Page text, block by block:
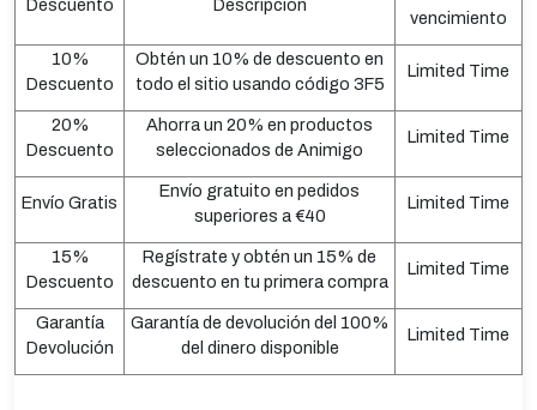
Descuento Descripción
vencimiento
10%
Descuento
Obtén un 10% de descuento en
todo el sitio usando código 3F5
Limited Time
20%
Descuento
Ahorra un 20% en productos
seleccionados de Animigo
Limited Time
Envío Gratis
Envío gratuito en pedidos
superiores a €40
Limited Time
15%
Descuento
Regístrate y obtén un 15% de
descuento en tu primera compra
Limited Time
Garantía
Devolución
Garantía de devolución del 100%
del dinero disponible
Limited Time